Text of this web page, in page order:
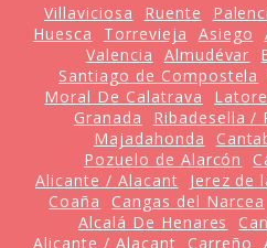
Villaviciosa Ruente
Huesca
Torrevieja Asiego
Valencia
Almudévar
Santiago de Compostela
Moral De Calatrava
Granada
Ribadesella /
Majadahonda
Pozuelo de Alarcón
Alicante / Alacant
Jerez de
Coaña
Cangas del Narcea
Alcalá De Henares
Alicante / Alacant
Carreño